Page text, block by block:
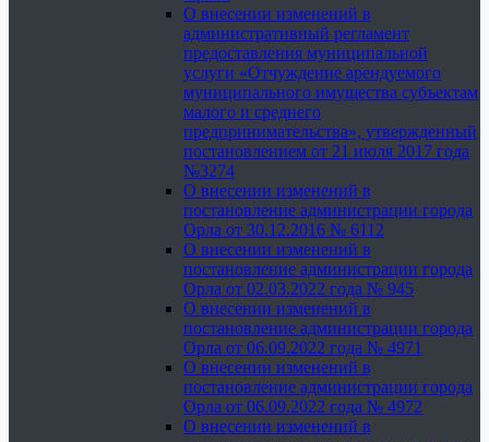
О внесении изменений в
административный регламент
предоставления муниципальной
услуги «Отчуждение арендуемого
муниципального имущества субъектам
малого и среднего
предпринимательства», утвержденный
постановлением от 21 июля 2017 года
№3274
О внесении изменений в
постановление администрации города
Орла от 30.12.2016 № 6112
О внесении изменений в
постановление администрации города
Орла от 02.03.2022 года № 945
О внесении изменений в
постановление администрации города
Орла от 06.09.2022 года № 4971
О внесении изменений в
постановление администрации города
Орла от 06.09.2022 года № 4972
О внесении изменений в